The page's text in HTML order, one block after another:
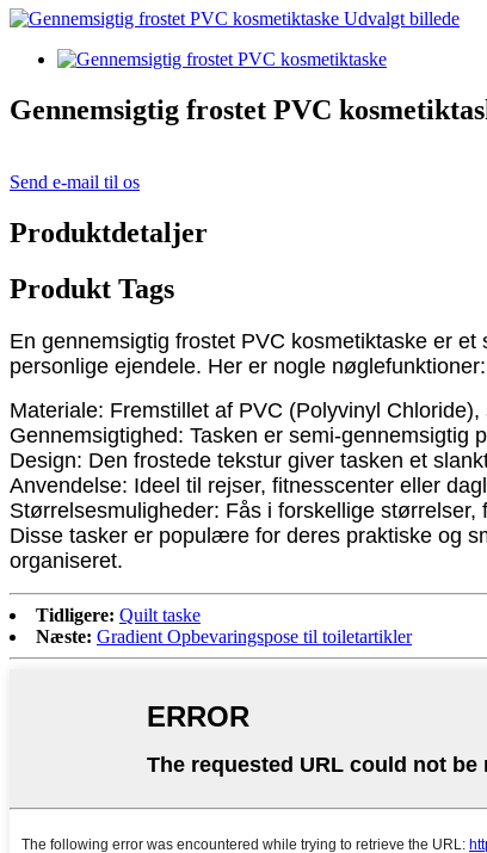
Gennemsigtig frostet PVC
Send e-mail til os
Produktdetaljer
Produkt Tags
En gennemsigtig frostet PVC kosmetiktaske er
personlige ejendele. Her er nogle nøglefunktioner:
Materiale: Fremstillet af PVC (Polyvinyl
Gennemsigtighed: Tasken er semi-gennemsigtig
Design: Den frostede tekstur giver tasken et
Anvendelse: Ideel til rejser, fitnesscenter eller
Størrelsesmuligheder: Fås i forskellige
Disse tasker er populære for deres praktiske og
organiseret.
Tidligere: Quilt taske
Næste: Gradient Opbevaringspose til toiletartikler